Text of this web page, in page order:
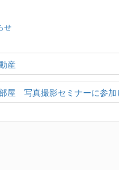
せ
産
屋 写真撮影セミナーに参加